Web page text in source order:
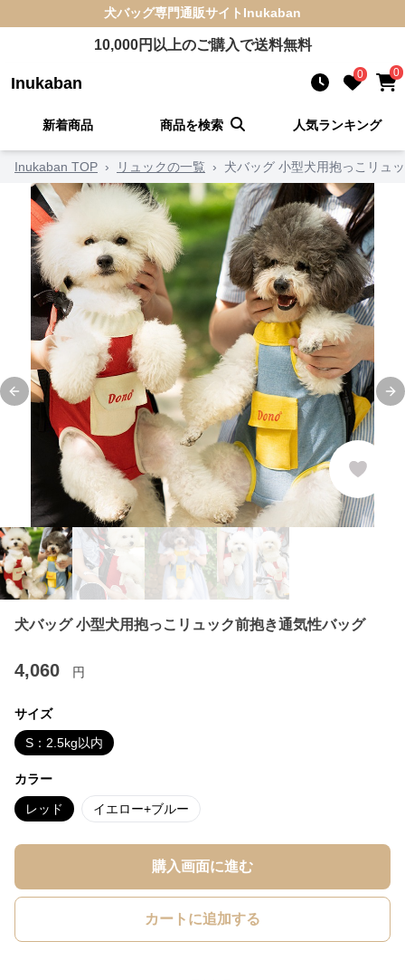
犬バッグ専門通販サイト Inukaban
10,000円以上のご購入で送料無料
Inukaban 0 0
新着商品 商品を検索 人気ランキング
Inukaban TOP › リュックの一覧 › 犬バッグ 小型犬用抱っこリュ
Previous slide
犬バッグ 小型犬用抱っこリュック前抱き通気性バッグ
4,060 円
サイズ
S：2.5kg以内
カラー
レッド イエロー+ブルー
購入画面に進む
カートに追加する